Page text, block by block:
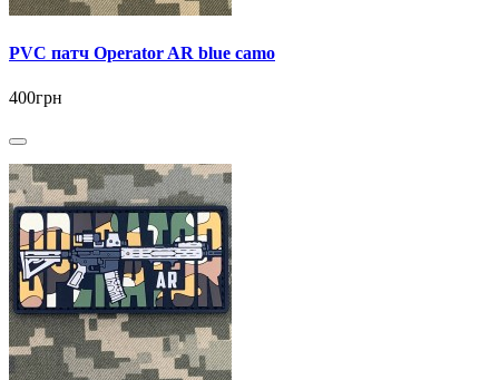
PVC патч Operator AR blue camo
400грн